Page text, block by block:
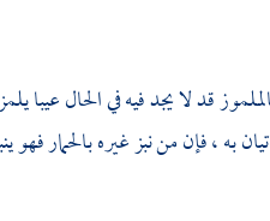
قد لا يجد فيه في الحال عيبا
، فإن من نبز غيره بالحمار فهو